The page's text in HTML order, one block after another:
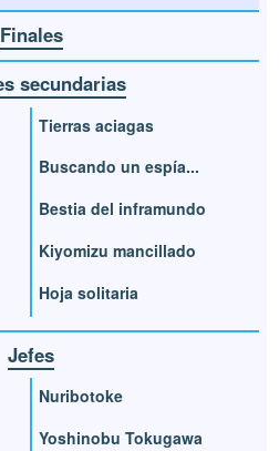
Finales
secundarias
Tierras aciagas
Buscando un espía...
Bestia del inframundo
Kiyomizu mancillado
Hoja solitaria
Jefes
Nuribotoke
Yoshinobu Tokugawa